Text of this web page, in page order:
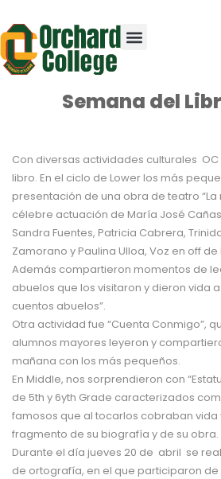
Semana del
Con diversas actividades culturales
libro. En el ciclo de Lower los más
presentación de una obra de teatro
célebre actuación de María José
Sandra Fuentes, Patricia Cabrera,
Zamorano y Paulina Ulloa, Voz en off de
Además compartieron momentos de
abuelos que los visitaron y dieron vida
cuentos abuelos”.
Otra actividad fue “Cuenta Conmigo”,
alumnos mayores leyeron y
mañana con los más pequeños.
En Middle, nos sorprendieron con
de 5th y 6yth Grade caracterizados
famosos que al tocarlos cobraban vida
fragmento de su biografía y de su obra.
Durante el día jueves 20 de abril se
de ortografía, en el que participaron de